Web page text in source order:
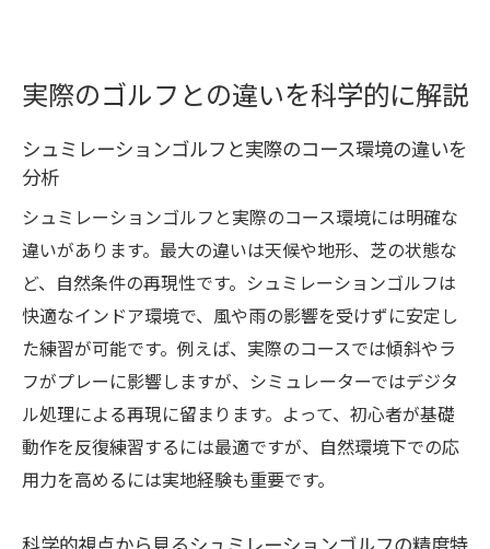
実際のゴルフとの違いを科学的に解説
シュミレーションゴルフと実際のコース環境の違いを
分析
シュミレーションゴルフと実際のコース環境には明確な
違いがあります。最大の違いは天候や地形、芝の状態な
ど、自然条件の再現性です。シュミレーションゴルフは
快適なインドア環境で、風や雨の影響を受けずに安定し
た練習が可能です。例えば、実際のコースでは傾斜やラ
フがプレーに影響しますが、シミュレーターではデジタ
ル処理による再現に留まります。よって、初心者が基礎
動作を反復練習するには最適ですが、自然環境下での応
用力を高めるには実地経験も重要です。